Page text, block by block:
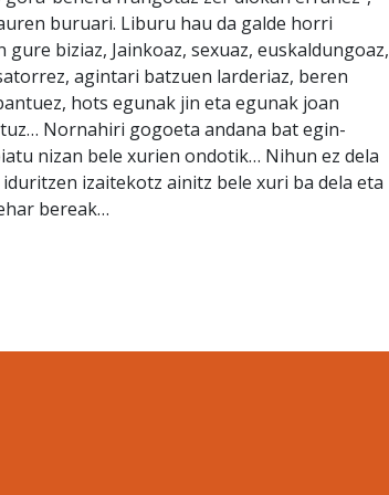
buruari. Liburu hau da galde horri
biziaz, Jainkoaz, sexuaz, euskaldungoaz,
agintari batzuen larderiaz, beren
hots egunak jin eta egunak joan
Nornahiri gogoeta andana bat egin-
nizan bele xurien ondotik… Nihun ez dela
izaitekotz ainitz bele xuri ba dela eta
bereak…